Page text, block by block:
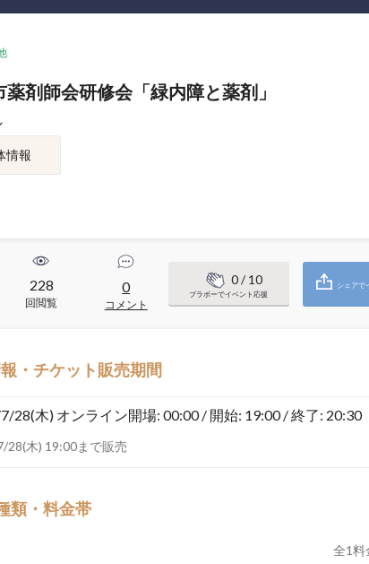
剤師会研修会「緑内障と薬剤」
情報
228
回閲覧
0
コメント
0/ 10
ブラボーでイベント応援
シェアで
・チケット販売期間
28(木) オンライン開場: 00:00 / 開始: 19:00 / 終了: 20:30
28(木) 19:00まで販売
類・料金帯
全1料